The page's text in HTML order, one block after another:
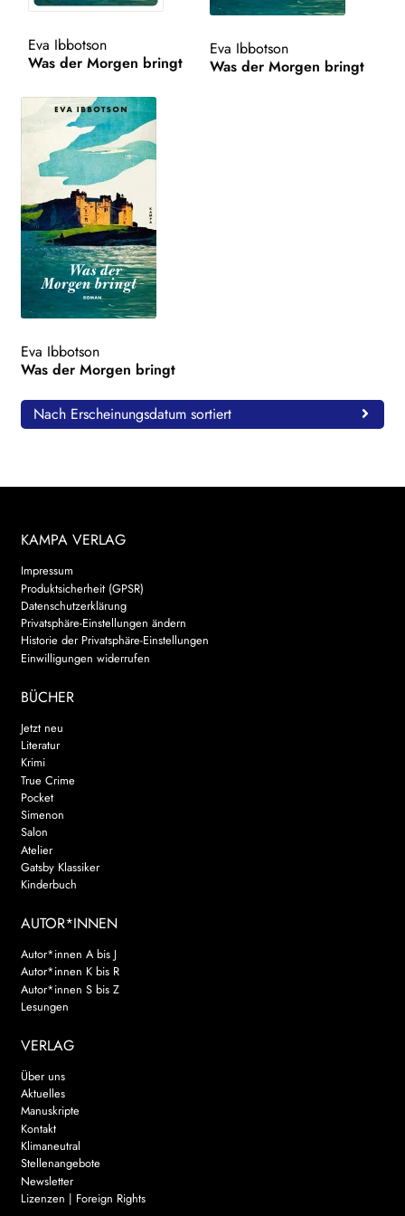
Search:
Eva Ibbotson
Was der Morgen bringt
Eva Ibbotson
Was der Morgen bringt
Eva Ibbotson
Was der Morgen bringt
Nach Erscheinungsdatum sortiert
KAMPA VERLAG
Impressum
Produktsicherheit (GPSR)
Datenschutzerklärung
Privatsphäre-Einstellungen ändern
Historie der Privatsphäre-Einstellungen
Einwilligungen widerrufen
BÜCHER
Jetzt neu
Literatur
Krimi
True Crime
Pocket
Simenon
Salon
Atelier
Gatsby Klassiker
Kinderbuch
AUTOR*INNEN
Autor*innen A bis J
Autor*innen K bis R
Autor*innen S bis Z
Lesungen
VERLAG
Über uns
Aktuelles
Manuskripte
Kontakt
Klimaneutral
Stellenangebote
Newsletter
Lizenzen | Foreign Rights